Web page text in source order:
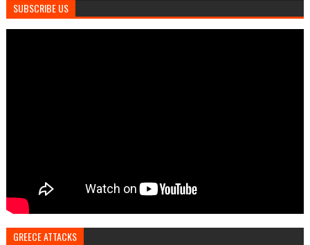
SUBSCRIBE US
GREECE ATTACKS